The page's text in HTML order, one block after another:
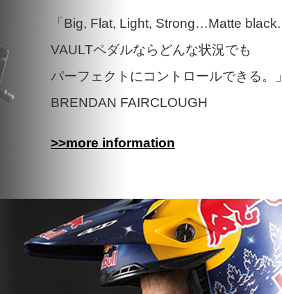
「Big, Flat, Light, Strong…Matte black.
VAULTペダルならどんな状況でも
パーフェクトにコントロールできる。」
BRENDAN FAIRCLOUGH
>>more information